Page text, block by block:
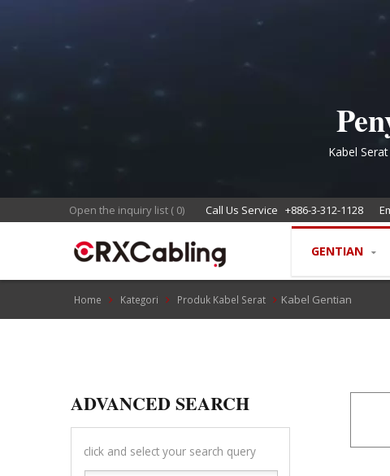
Kabel
Open the inquiry list ( 0) Call Us Service +886-3-312-1128
GENTIAN
Home Kategori Produk Kabel Serat Kabel Gentian
ADVANCED SEARCH
click and select your search query